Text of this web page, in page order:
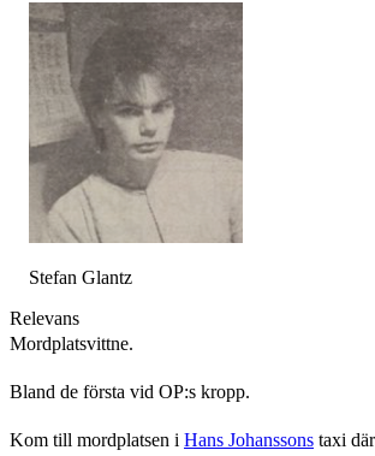
Stefan Glantz
Relevans
Mordplatsvittne.
Bland de första vid OP:s kropp.
Kom till mordplatsen i Hans Johanssons taxi